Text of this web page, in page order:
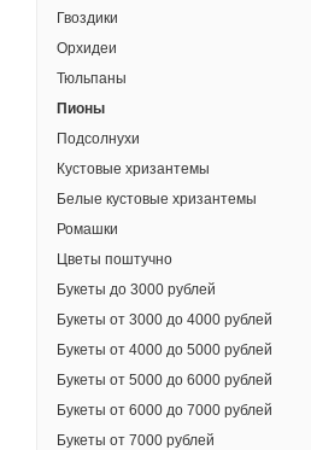
Гвоздики
Орхидеи
Тюльпаны
Пионы
Подсолнухи
Кустовые хризантемы
Белые кустовые хризантемы
Ромашки
Цветы поштучно
Букеты до 3000 рублей
Букеты от 3000 до 4000 рублей
Букеты от 4000 до 5000 рублей
Букеты от 5000 до 6000 рублей
Букеты от 6000 до 7000 рублей
Букеты от 7000 рублей